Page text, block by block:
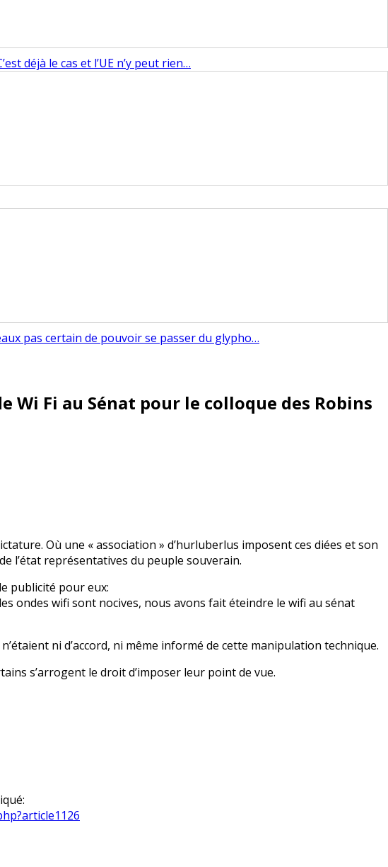
déjà le cas et l’UE n’y peut rien…
pas certain de pouvoir se passer du glypho…
Wi Fi au Sénat pour le colloque des Robins
Où une « association » d’hurluberlus imposent ces diées et son
l’état représentatives du peuple souverain.
publicité pour eux:
ondes wifi sont nocives, nous avons fait éteindre le wifi au sénat
ni d’accord, ni même informé de cette manipulation technique.
s’arrogent le droit d’imposer leur point de vue.